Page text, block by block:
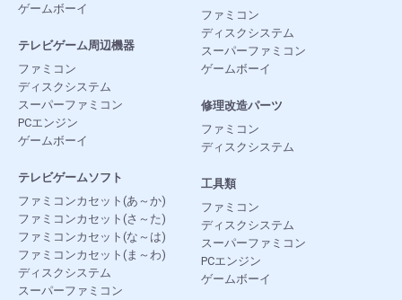
ゲームボーイ
テレビゲーム周辺機器
ファミコン
ディスクシステム
スーパーファミコン
PCエンジン
ゲームボーイ
テレビゲームソフト
ファミコンカセット(あ～か)
ファミコンカセット(さ～た)
ファミコンカセット(な～は)
ファミコンカセット(ま～わ)
ディスクシステム
スーパーファミコン
ファミコン
ディスクシステム
スーパーファミコン
ゲームボーイ
修理改造パーツ
ファミコン
ディスクシステム
工具類
ファミコン
ディスクシステム
スーパーファミコン
PCエンジン
ゲームボーイ